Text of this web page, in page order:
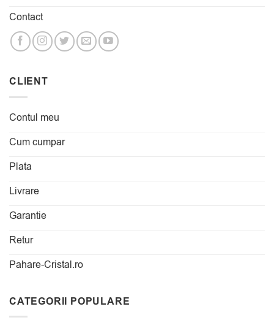
Contact
CLIENT
Contul meu
Cum cumpar
Plata
Livrare
Garantie
Retur
Pahare-Cristal.ro
CATEGORII POPULARE